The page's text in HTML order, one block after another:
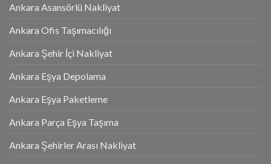
Ankara Asansörlü Nakliyat
Ankara Ofis Taşımacılığı
Ankara Şehir İçi Nakliyat
Ankara Eşya Depolama
Ankara Eşya Paketleme
Ankara Parça Eşya Taşıma
Ankara Şehirler Arası Nakliyat